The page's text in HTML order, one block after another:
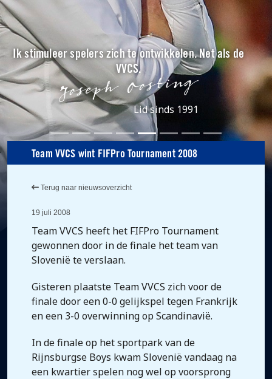
Ik stimuleer spelers zich te ontwikkelen. Net als de
VVCS.
Lid sinds 1991
Team VVCS wint FIFPro Tournament 2008
Terug naar nieuwsoverzicht
19 juli 2008
Team VVCS heeft het FIFPro Tournament
gewonnen door in de finale het team van
Slovenië te verslaan.
Gisteren plaatste Team VVCS zich voor de
finale door een 0-0 gelijkspel tegen Frankrijk
en een 3-0 overwinning op Scandinavië.
In de finale op het sportpark van de
Rijnsburgse Boys kwam Slovenië vandaag na
een kwartier spelen nog wel op voorsprong